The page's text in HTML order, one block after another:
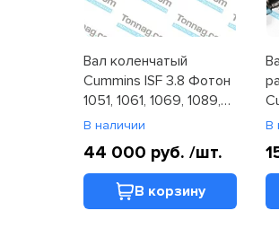
Вал коленчатый
Cummins ISF 3.8 Фотон
1051, 1061, 1069, 1089,
1088, 1108, 1128, 1129
В наличии
44 000 руб./шт.
В корзину
В